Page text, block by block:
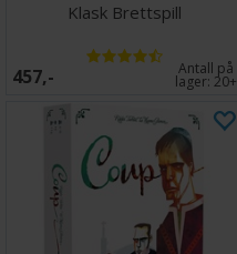
Klask Brettspill
457,- Antall på
lager: 20+